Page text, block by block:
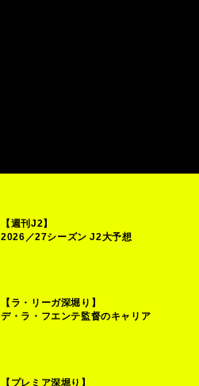
【週刊J2】
2026／27シーズン J2大予想
【ラ・リーガ深堀り】
デ・ラ・フエンテ監督のキャリア
【プレミア深堀り】